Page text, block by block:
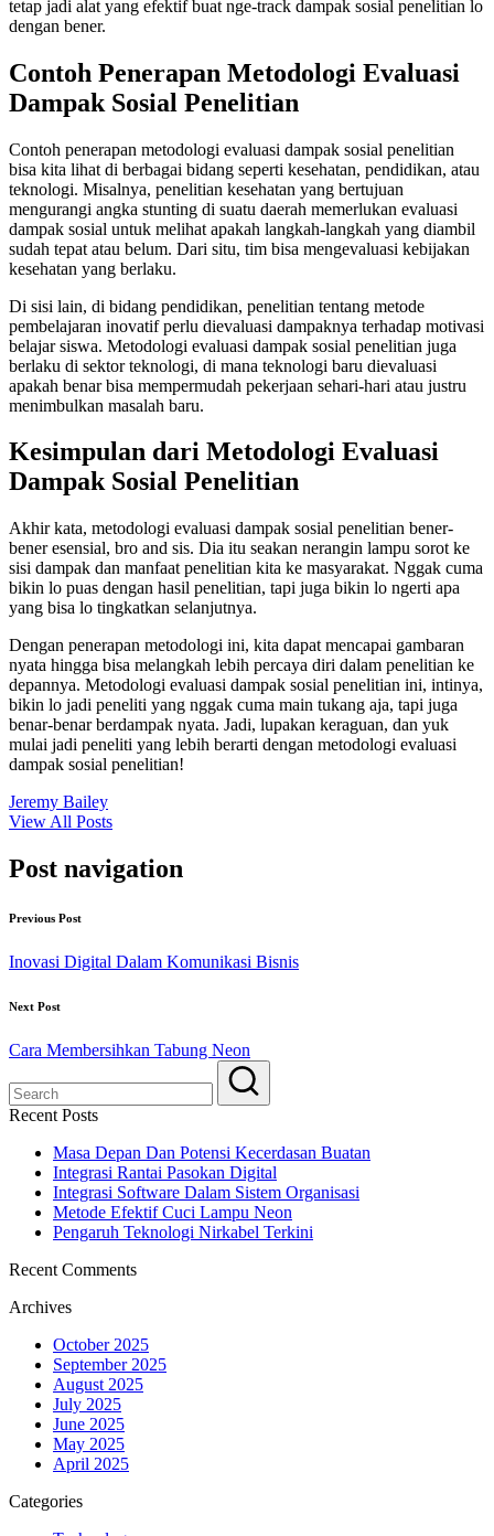
tetap jadi alat yang efektif buat nge-track dampak sosial penelitian lo
dengan bener.
Contoh Penerapan Metodologi Evaluasi
Dampak Sosial Penelitian
Contoh penerapan metodologi evaluasi dampak sosial penelitian
bisa kita lihat di berbagai bidang seperti kesehatan, pendidikan, atau
teknologi. Misalnya, penelitian kesehatan yang bertujuan
mengurangi angka stunting di suatu daerah memerlukan evaluasi
dampak sosial untuk melihat apakah langkah-langkah yang diambil
sudah tepat atau belum. Dari situ, tim bisa mengevaluasi kebijakan
kesehatan yang berlaku.
Di sisi lain, di bidang pendidikan, penelitian tentang metode
pembelajaran inovatif perlu dievaluasi dampaknya terhadap motivasi
belajar siswa. Metodologi evaluasi dampak sosial penelitian juga
berlaku di sektor teknologi, di mana teknologi baru dievaluasi
apakah benar bisa mempermudah pekerjaan sehari-hari atau justru
menimbulkan masalah baru.
Kesimpulan dari Metodologi Evaluasi
Dampak Sosial Penelitian
Akhir kata, metodologi evaluasi dampak sosial penelitian bener-
bener esensial, bro and sis. Dia itu seakan nerangin lampu sorot ke
sisi dampak dan manfaat penelitian kita ke masyarakat. Nggak cuma
bikin lo puas dengan hasil penelitian, tapi juga bikin lo ngerti apa
yang bisa lo tingkatkan selanjutnya.
Dengan penerapan metodologi ini, kita dapat mencapai gambaran
nyata hingga bisa melangkah lebih percaya diri dalam penelitian ke
depannya. Metodologi evaluasi dampak sosial penelitian ini, intinya,
bikin lo jadi peneliti yang nggak cuma main tukang aja, tapi juga
benar-benar berdampak nyata. Jadi, lupakan keraguan, dan yuk
mulai jadi peneliti yang lebih berarti dengan metodologi evaluasi
dampak sosial penelitian!
Jeremy Bailey
View All Posts
Post navigation
Previous Post
Inovasi Digital Dalam Komunikasi Bisnis
Next Post
Cara Membersihkan Tabung Neon
Recent Posts
Masa Depan Dan Potensi Kecerdasan Buatan
Integrasi Rantai Pasokan Digital
Integrasi Software Dalam Sistem Organisasi
Metode Efektif Cuci Lampu Neon
Pengaruh Teknologi Nirkabel Terkini
Recent Comments
Archives
October 2025
September 2025
August 2025
July 2025
June 2025
May 2025
April 2025
Categories